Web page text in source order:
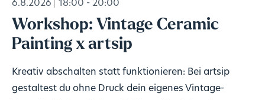
6.8.2026 18:00 - 20:00
Workshop: Vintage Ceramic
Painting x artsip
Kreativ abschalten statt funktionieren: Bei artsip
gestaltest du ohne Druck dein eigenes Vintage-